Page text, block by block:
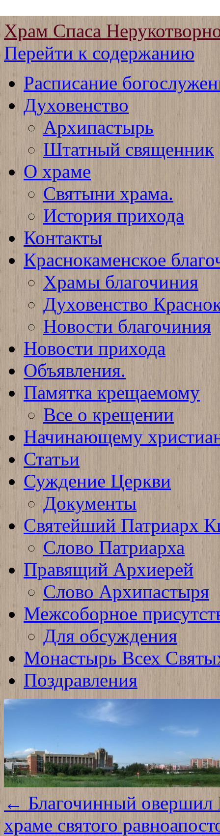
Храм Спаса
Перейти к содержанию
Расписание
Духовенство
Архипастырь
Штатный священник
О храме
Святыни храма.
История прихода
Контакты
Краснокаменское
Храмы благочиния
Духовенство
Новости благочиния
Новости прихода
Объявления.
Памятка крещаемому
Все о крещении
Начинающему
Статьи
Суждение Церкви
Документы
Святейший Патриарх
Слово Патриарха
Правящий Архиерей
Слово Архипастыря
Межсоборное
Для обсуждения
Монастырь Всех
Поздравления
← Благочинный
храме святого